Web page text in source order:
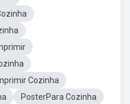
Cozinha
PosterPara Cozinha